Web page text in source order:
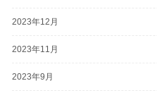
2023年12月
2023年11月
2023年9月